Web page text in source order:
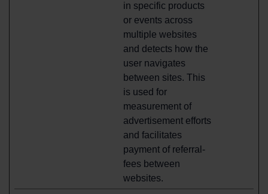
in specific products
or events across
multiple websites
and detects how the
user navigates
between sites. This
is used for
measurement of
advertisement efforts
and facilitates
payment of referral-
fees between
websites.